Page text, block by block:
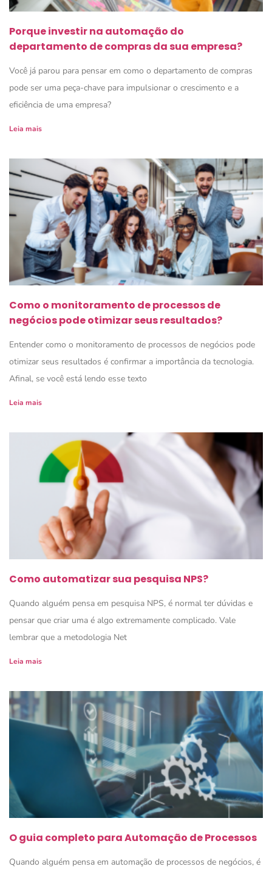
Porque investir na automação do
departamento de compras da sua empresa?
Você já parou para pensar em como o departamento de compras
pode ser uma peça-chave para impulsionar o crescimento e a
eficiência de uma empresa?
Leia mais
Como o monitoramento de processos de
negócios pode otimizar seus resultados?
Entender como o monitoramento de processos de negócios pode
otimizar seus resultados é confirmar a importância da tecnologia.
Afinal, se você está lendo esse texto
Leia mais
Como automatizar sua pesquisa NPS?
Quando alguém pensa em pesquisa NPS, é normal ter dúvidas e
pensar que criar uma é algo extremamente complicado. Vale
lembrar que a metodologia Net
Leia mais
O guia completo para Automação de Processos
Quando alguém pensa em automação de processos de negócios, é